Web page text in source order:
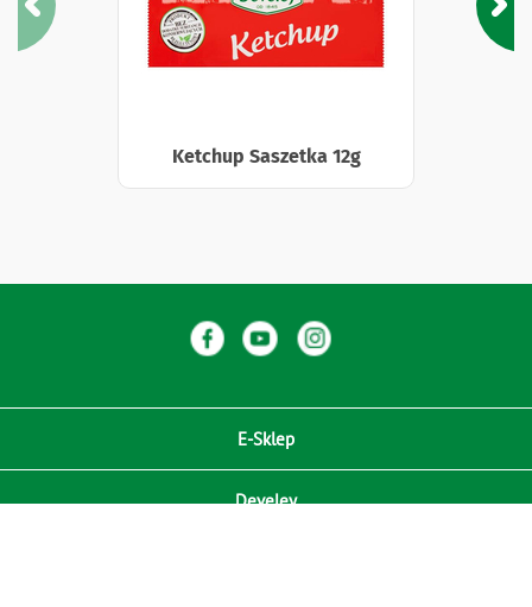
Ketchup Saszetka 12g
E-Sklep
Develey